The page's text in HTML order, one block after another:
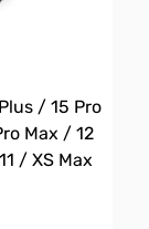
/ 15 Pro
Max / 12
/ XS Max